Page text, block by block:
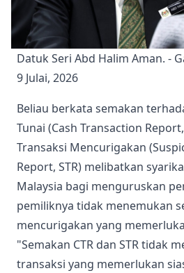
Datuk Seri Abd Halim Aman. -
9 Julai, 2026
Beliau berkata semakan
Tunai (Cash Transaction
Transaksi Mencurigakan
Report, STR) melibatkan
Malaysia bagi menguruskan
pemiliknya tidak menemukan
mencurigakan yang
"Semakan CTR dan STR tidak
transaksi yang memerlukan